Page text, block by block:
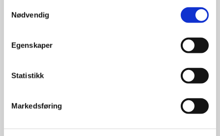
Nødvendig
Egenskaper
Statistikk
Markedsføring